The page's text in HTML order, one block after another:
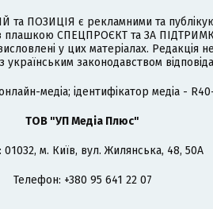
ПОЗИЦІЯ є рекламними та
з плашкою СПЕЦПРОЄКТ та ЗА
у цих матеріалах. Редакція
законодавством
медіа; ідентифікатор медіа -
ТОВ "УП Медіа Плюс"
01032, м. Київ, вул. Жилянська, 48, 50А
Телефон: +380 95 641 22 07